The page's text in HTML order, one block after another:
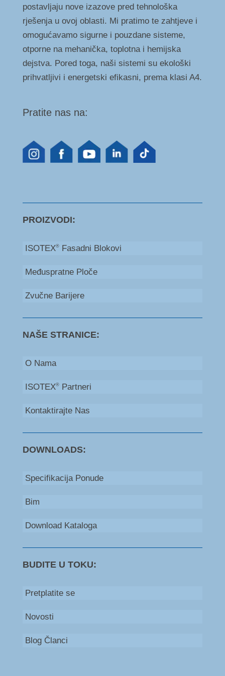
postavljaju nove izazove pred tehnološka
rješenja u ovoj oblasti. Mi pratimo te zahtjeve i
omogućavamo sigurne i pouzdane sisteme,
otporne na mehanička, toplotna i hemijska
dejstva. Pored toga, naši sistemi su ekološki
prihvatljivi i energetski efikasni, prema klasi A4.
Pratite nas na:
PROIZVODI:
ISOTEX®Fasadni Blokovi
Međuspratne Ploče
Zvučne Barijere
NAŠE STRANICE:
O Nama
ISOTEX®Partneri
Kontaktirajte Nas
DOWNLOADS:
Specifikacija Ponude
Bim
Download Kataloga
BUDITE U TOKU:
Pretplatite se
Novosti
Blog Članci